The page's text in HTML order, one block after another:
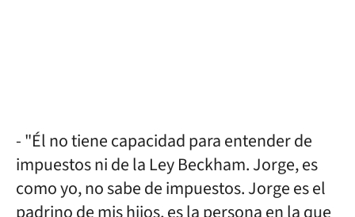
- "Él no tiene capacidad para entender de
impuestos ni de la Ley Beckham. Jorge, es
como yo, no sabe de impuestos. Jorge es el